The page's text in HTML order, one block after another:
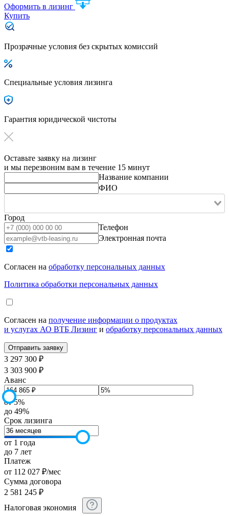
Оформить в лизинг
Купить
Прозрачные условия без скрытых комиссий
Специальные условия лизинга
Гарантия юридической чистоты
Оставьте заявку на лизинг
и мы перезвоним вам в течение 15 минут
Название компании
ФИО
Город
Телефон
Электронная почта
Согласен на обработку персональных данных
Политика обработки персональных данных
Согласен на получение информации о продуктах
и услугах АО ВТБ Лизинг и обработку персональных данных
3 297 300 ₽
3 303 900 ₽
Аванс
от 5%
до 49%
Срок лизинга
от 1 года
до 7 лет
Платеж
от 112 027 ₽/мес
Сумма договора
2 581 245 ₽
Налоговая экономия